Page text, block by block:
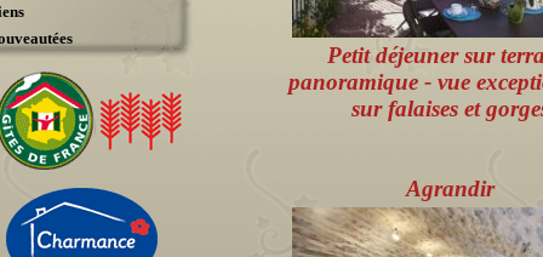
Petit déjeuner sur
panoramique - vue
sur falaises et
Agrandir